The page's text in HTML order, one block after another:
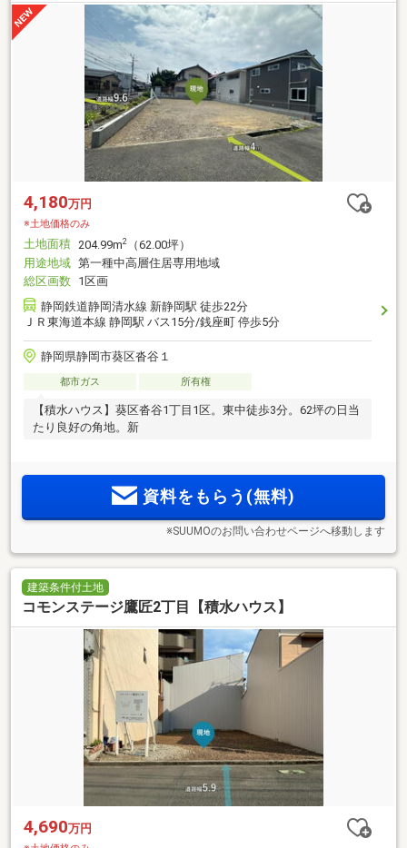
4,180万円
※土地価格のみ
土地面積 204.99m2
（62.00坪）
用途地域 第一種中高層住居専用地域
総区画数 1区画
静岡鉄道静岡清水線 新静岡駅 徒歩22分
ＪＲ東海道本線 静岡駅 バス15分/銭座町 停歩5分
静岡県静岡市葵区沓谷１
都市ガス 所有権
【積水ハウス】葵区沓谷1丁目1区。東中徒歩3分。62坪の日当
たり良好の角地。新
資料をもらう(無料)
※SUUMOのお問い合わせページへ移動します
建築条件付土地
コモンステージ鷹匠2丁目【積水ハウス】
4,690万円